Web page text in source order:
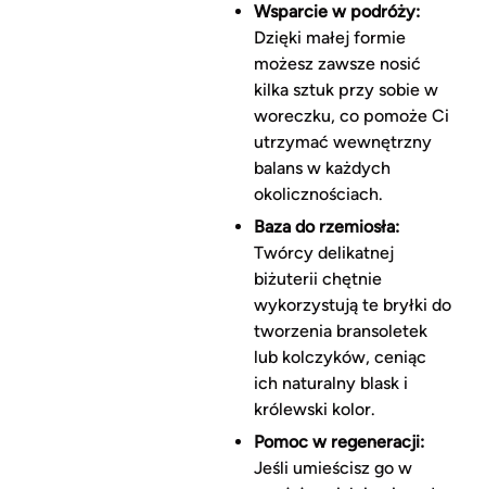
Wsparcie w podróży:
Dzięki małej formie
możesz zawsze nosić
kilka sztuk przy sobie w
woreczku, co pomoże Ci
utrzymać wewnętrzny
balans w każdych
okolicznościach.
Baza do rzemiosła:
Twórcy delikatnej
biżuterii chętnie
wykorzystują te bryłki do
tworzenia bransoletek
lub kolczyków, ceniąc
ich naturalny blask i
królewski kolor.
Pomoc w regeneracji:
Jeśli umieścisz go w